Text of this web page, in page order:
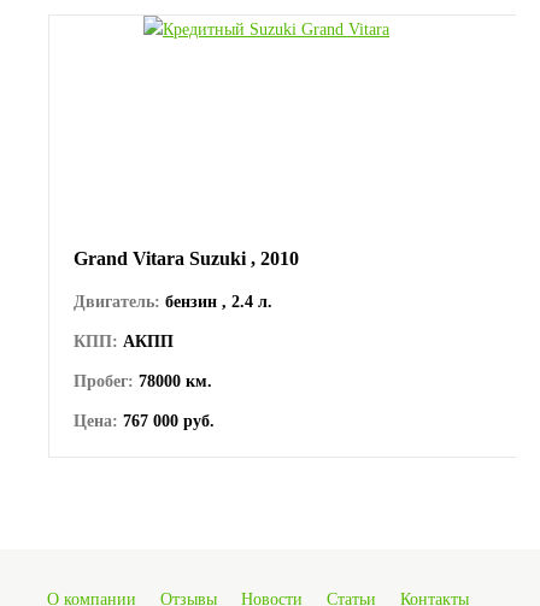
Grand Vitara Suzuki , 2010
Двигатель: бензин , 2.4 л.
КПП: АКПП
Пробег: 78000 км.
Цена: 767 000 руб.
О компании Отзывы Новости Статьи Контакты